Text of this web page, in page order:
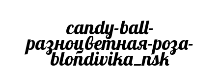
candy-ball-
разноцветная-роза-
blondivika_nsk